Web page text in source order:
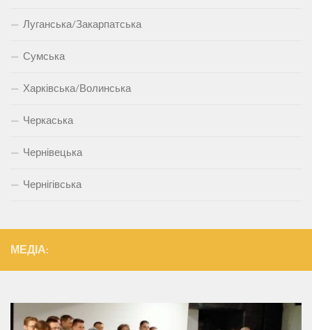
Луганська/Закарпатська
Сумська
Харківська/Волинська
Черкаська
Чернівецька
Чернігівська
МЕДІА: